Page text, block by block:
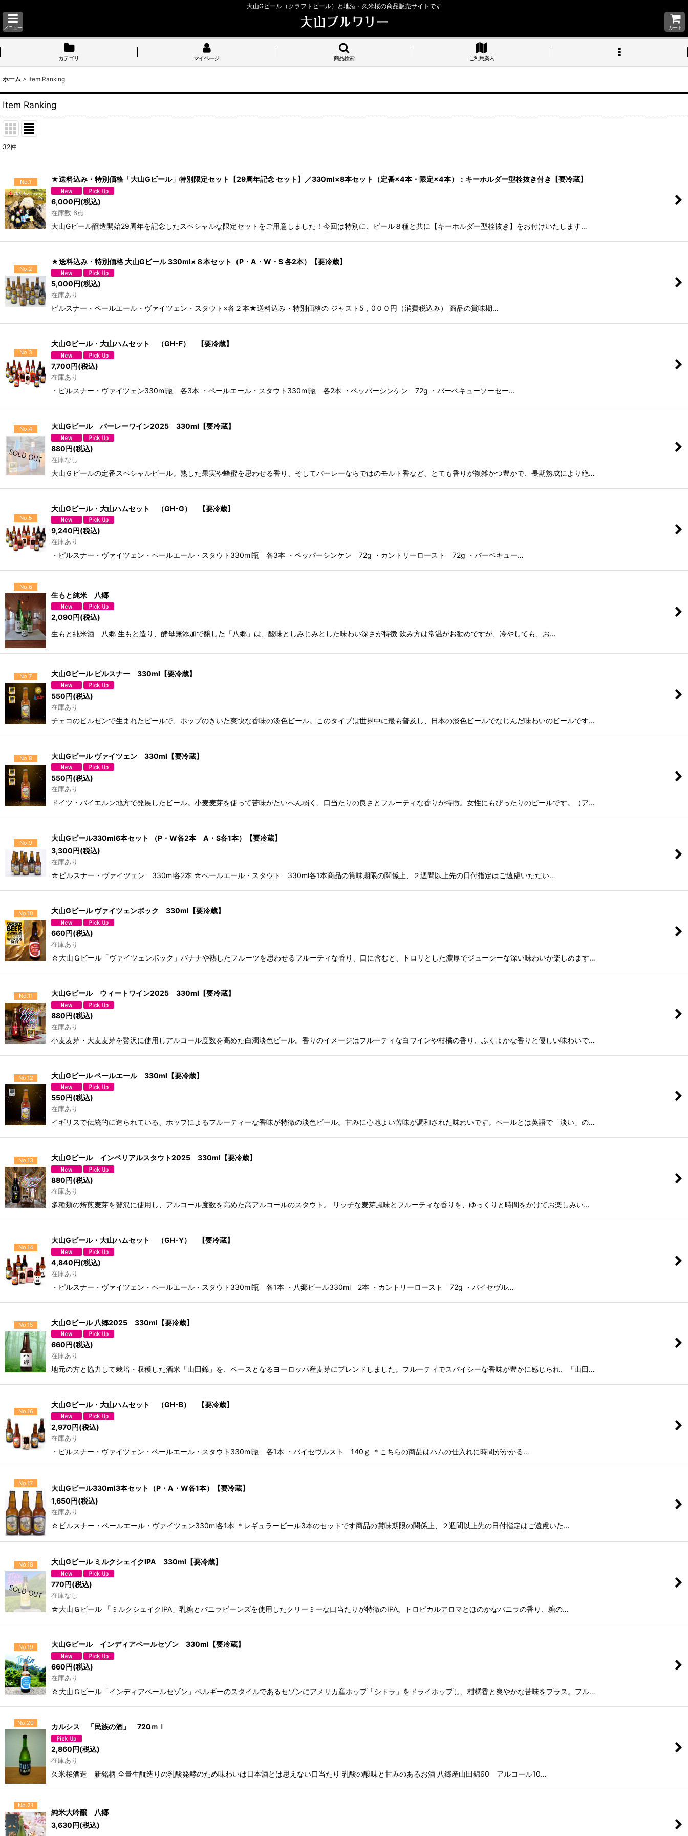
大山Gビール（クラフトビール）と地酒・久米桜の商品販売サイトです
メニュー カート
カテゴリ マイページ 商品検索 ご利用案内
ホーム > Item Ranking
Item Ranking
32件
No.1 ★送料込み・特別価格「大山Gビール」特別限定セット【29周年記念 セット】／330ml×8本セット（定番×4本・限定×4本）：キーホルダー型栓抜き付き【要冷蔵】
6,000円(税込)
在庫数 6点
大山Gビール醸造開始29周年を記念したスペシャルな限定セットをご用意しました！今回は特別に、ビール８種と共に【キーホルダー型栓抜き】をお付けいたします…
No.2
★送料込み・特別価格 大山Gビール 330ml×８本セット（P・A・W・S 各2本）【要冷蔵】
5,000円(税込)
在庫あり
ピルスナー・ペールエール・ヴァイツェン・スタウト×各２本★送料込み・特別価格の ジャスト5，0００円（消費税込み） 商品の賞味期…
No.3
大山Gビール・大山ハムセット （GH-F） 【要冷蔵】
7,700円(税込)
在庫あり
・ピルスナー・ヴァイツェン330ml瓶 各3本 ・ペールエール・スタウト330ml瓶 各2本 ・ペッパーシンケン 72g ・バーベキューソーセー…
No.4 大山Gビール バーレーワイン2025 330ml【要冷蔵】
880円(税込)
在庫なし
大山Ｇビールの定番スペシャルビール。熟した果実や蜂蜜を思わせる香り、そしてバーレーならではのモルト香など、とても香りが複雑かつ豊かで、長期熟成により絶…
No.5
大山Gビール・大山ハムセット （GH-G） 【要冷蔵】
9,240円(税込)
在庫あり
・ピルスナー・ヴァイツェン・ペールエール・スタウト330ml瓶 各3本 ・ペッパーシンケン 72g ・カントリーロースト 72g ・バーベキュー…
No.6
生もと純米 八郷
2,090 円(税込)
生もと純米酒 八郷 生もと造り、酵母無添加で醸した「八郷」は、酸味としみじみとした味わい深さが特徴 飲み方は常温がお勧めですが、冷やしても、お…
No.7 大山Gビール ピルスナー 330ml【要冷蔵】
550円(税込)
在庫あり
チェコのピルゼンで生まれたビールで、ホップのきいた爽快な香味の淡色ビール。このタイプは世界中に最も普及し、日本の淡色ビールでなじんだ味わいのビールです…
No.8 大山Gビール ヴァイツェン 330ml【要冷蔵】
550円(税込)
在庫あり
ドイツ・バイエルン地方で発展したビール。小麦麦芽を使って苦味がたいへん弱く、口当たりの良さとフルーティな香りが特徴。女性にもぴったりのビールです。（ア…
No.9
大山Gビール330ml6本セット （P・W各2本 A・S各1本）【要冷蔵】
3,300円(税込)
在庫あり
☆ピルスナー・ヴァイツェン 330ml各2本 ☆ペールエール・スタウト 330ml各1本商品の賞味期限の関係上、２週間以上先の日付指定はご遠慮いただい…
No.10 大山Gビール ヴァイツェンボック 330ml【要冷蔵】
660円(税込)
在庫あり
☆大山Ｇビール「ヴァイツェンボック」バナナや熟したフルーツを思わせるフルーティな香り、口に含むと、トロリとした濃厚でジューシーな深い味わいが楽しめます…
No.11 大山Gビール ウィートワイン2025 330ml【要冷蔵】
880円(税込)
在庫あり
小麦麦芽・大麦麦芽を贅沢に使用しアルコール度数を高めた白濁淡色ビール。香りのイメージはフルーティな白ワインや柑橘の香り、ふくよかな香りと優しい味わいで…
No.12 大山Gビール ペールエール 330ml【要冷蔵】
550円(税込)
在庫あり
イギリスで伝統的に造られている、ホップによるフルーティーな香味が特徴の淡色ビール。甘みに心地よい苦味が調和された味わいです。ペールとは英語で「淡い」の…
No.13 大山Gビール インペリアルスタウト2025 330ml【要冷蔵】
880円(税込)
在庫あり
多種類の焙煎麦芽を贅沢に使用し、アルコール度数を高めた高アルコールのスタウト。 リッチな麦芽風味とフルーティな香りを、ゆっくりと時間をかけてお楽しみい…
No.14
大山Gビール・大山ハムセット （GH-Y） 【要冷蔵】
4,840円(税込)
在庫あり
・ピルスナー・ヴァイツェン・ペールエール・スタウト330ml瓶 各1本 ・八郷ビール330ml 2本 ・カントリーロースト 72g ・バイセヴル…
No.15 大山Gビール 八郷2025 330ml【要冷蔵】
660円(税込)
在庫あり
地元の方と協力して栽培・収穫した酒米「山田錦」を、ベースとなるヨーロッパ産麦芽にブレンドしました。フルーティでスパイシーな香味が豊かに感じられ、「山田…
No.16
大山Gビール・大山ハムセット （GH-B） 【要冷蔵】
2,970円(税込)
在庫あり
・ピルスナー・ヴァイツェン・ペールエール・スタウト330ml瓶 各1本 ・バイセヴルスト 140ｇ ＊こちらの商品はハムの仕入れに時間がかかる…
No.17
大山Gビール330ml3本セット（P・A・W各1本）【要冷蔵】
1,650円(税込)
在庫あり
☆ピルスナー・ペールエール・ヴァイツェン330ml各1本 ＊レギュラービール3本のセットです商品の賞味期限の関係上、２週間以上先の日付指定はご遠慮いた…
No.18 大山Gビール ミルクシェイクIPA 330ml【要冷蔵】
770円(税込)
在庫なし
☆大山Ｇビール 「ミルクシェイクIPA」乳糖とバニラビーンズを使用したクリーミーな口当たりが特徴のIPA。トロピカルアロマとほのかなバニラの香り、糖の…
No.19 大山Gビール インディアペールセゾン 330ml【要冷蔵】
660円(税込)
在庫あり
☆大山Ｇビール「インディアペールセゾン」ベルギーのスタイルであるセゾンにアメリカ産ホップ「シトラ」をドライホップし、柑橘香と爽やかな苦味をプラス。フル…
No.20 カルシス 「民族の酒」 720ｍｌ
2,860円(税込)
在庫あり
久米桜酒造 新銘柄 全量生酛造りの乳酸発酵のため味わいは日本酒とは思えない口当たり 乳酸の酸味と甘みのあるお酒 八郷産山田錦60 アルコール10…
No.21
純米大吟醸 八郷
3,630円(税込)